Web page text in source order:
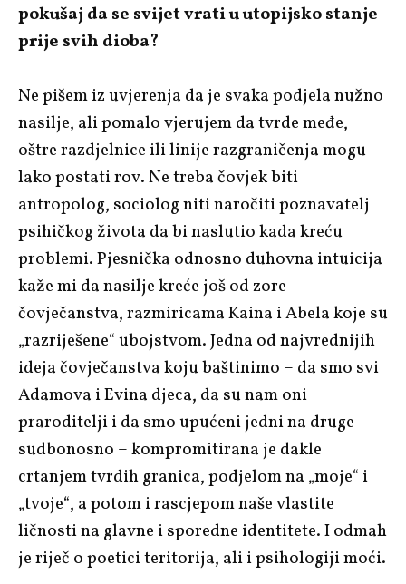
pokušaj da se svijet vrati u utopijsko stanje
prije svih dioba?
Ne pišem iz uvjerenja da je svaka podjela nužno
nasilje, ali pomalo vjerujem da tvrde međe,
oštre razdjelnice ili linije razgraničenja mogu
lako postati rov. Ne treba čovjek biti
antropolog, sociolog niti naročiti poznavatelj
psihičkog života da bi naslutio kada kreću
problemi. Pjesnička odnosno duhovna intuicija
kaže mi da nasilje kreće još od zore
čovječanstva, razmiricama Kaina i Abela koje su
„razriješene“ ubojstvom. Jedna od najvrednijih
ideja čovječanstva koju baštinimo – da smo svi
Adamova i Evina djeca, da su nam oni
praroditelji i da smo upućeni jedni na druge
sudbonosno – kompromitirana je dakle
crtanjem tvrdih granica, podjelom na „moje“ i
„tvoje“, a potom i rascjepom naše vlastite
ličnosti na glavne i sporedne identitete. I odmah
je riječ o poetici teritorija, ali i psihologiji moći.